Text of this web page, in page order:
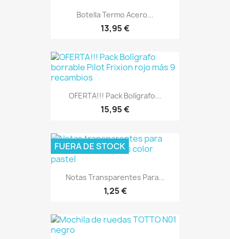
Botella Termo Acero...
13,95 €
OFERTA!!! Pack Bolígrafo...
15,95 €
Notas Transparentes Para...
1,25 €
FUERA DE STOCK